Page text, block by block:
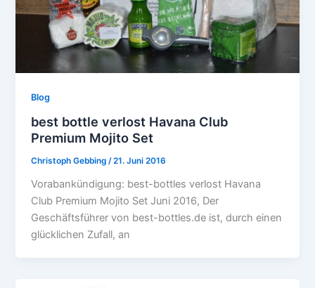
Blog
best bottle verlost Havana Club
Premium Mojito Set
Christoph Gebbing /21. Juni 2016
Vorabankündigung: best-bottles verlost Havana
Club Premium Mojito Set Juni 2016, Der
Geschäftsführer von best-bottles.de ist, durch einen
glücklichen Zufall, an